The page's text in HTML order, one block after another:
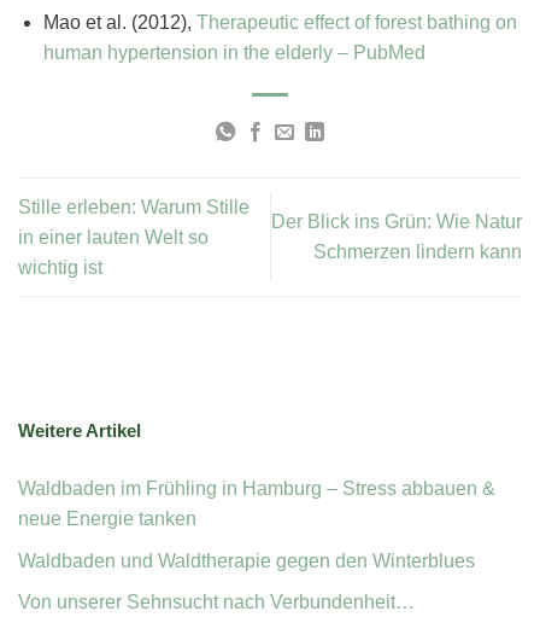
Mao et al. (2012), Therapeutic effect of forest bathing on
human hypertension in the elderly – PubMed
Stille erleben: Warum Stille
in einer lauten Welt so
wichtig ist
Der Blick ins Grün: Wie Natur
Schmerzen lindern kann
Weitere Artikel
Waldbaden im Frühling in Hamburg – Stress abbauen &
neue Energie tanken
Waldbaden und Waldtherapie gegen den Winterblues
Von unserer Sehnsucht nach Verbundenheit…